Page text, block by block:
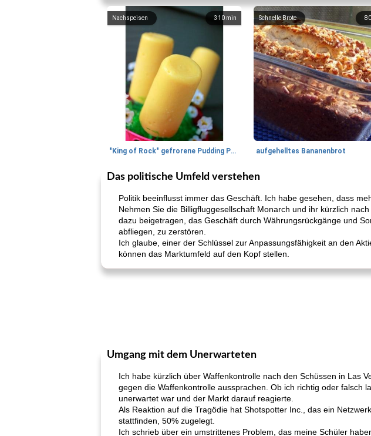
310 min
Nachspeisen
"King of Rock" gefrorene Pudding Pops
80
Schnelle Brote
aufgehelltes Bananenbrot
Das politische Umfeld verstehen
Politik beeinflusst immer das Geschäft. Ich habe gesehen, dass
Nehmen Sie die Billigfluggesellschaft Monarch und ihr kürzlich
dazu beigetragen, das Geschäft durch Währungsrückgänge und
abfliegen, zu zerstören.
Ich glaube, einer der Schlüssel zur Anpassungsfähigkeit an den
können das Marktumfeld auf den Kopf stellen.
Umgang mit dem Unerwarteten
Ich habe kürzlich über Waffenkontrolle nach den Schüssen in Las
gegen die Waffenkontrolle aussprachen. Ob ich richtig oder falsch
unerwartet war und der Markt darauf reagierte.
Als Reaktion auf die Tragödie hat Shotspotter Inc., das ein
stattfinden, 50% zugelegt.
Ich schrieb über ein umstrittenes Problem, das meine Schüler